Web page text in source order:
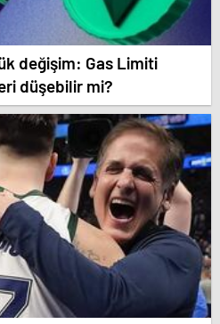
değişim: Gas Limiti
düşebilir mi?